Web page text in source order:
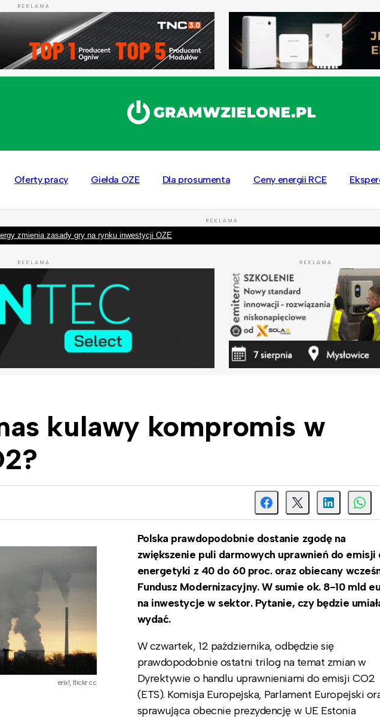
REKLAMA
Oferty pracy Giełda OZE Dla prosumenta Ceny energii RCE
REKLAMA
zmienia zasady gry na rynku inwestycji OZE
REKLAMA REKLAMA
kulawy kompromis w
erix!, flickr cc
Polska prawdopodobnie dostanie zgodę na
zwiększenie puli darmowych uprawnień do emisji
energetyki z 40 do 60 proc. oraz obiecany
Fundusz Modernizacyjny. W sumie ok. 8-10 mld
na inwestycje w sektor. Pytanie, czy będzie
wydać.
W czwartek, 12 października, odbędzie się
prawdopodobnie ostatni trilog na temat zmian w
Dyrektywie o handlu uprawnieniami do emisji CO2
(ETS). Komisja Europejska, Parlament Europejski
sprawująca obecnie prezydencję w UE Estonia